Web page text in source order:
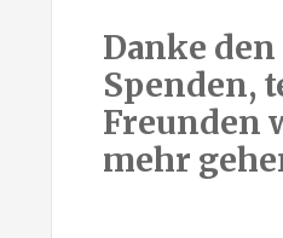
Danke
Spenden,
Freunden
mehr